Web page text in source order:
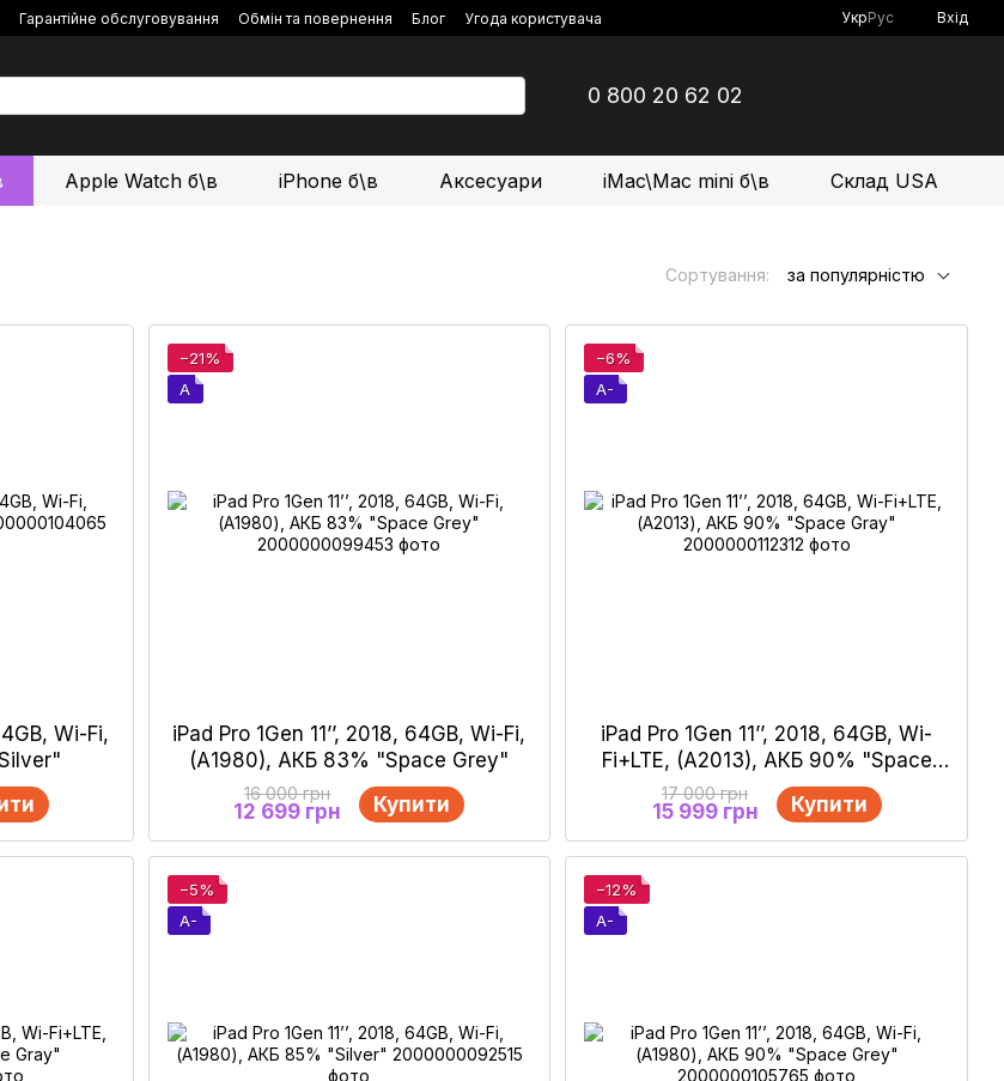
Гарантійне обслуговування Обмін та повернення Блог
Угода користувача
УкрРус Вхід
0 800 20 62 02
Apple Watch б\в iPhone б\в Аксесуари iMac\Mac mini б\в Склад USA
Сортування: за популярністю
Wi-Fi,
−21%
A
iPad Pro 1Gen 11’’, 2018, 64GB, Wi-Fi,
(А1980), АКБ 83% "Space Grey"
16 000 грн
12 699 грн Купити
−6%
A-
iPad Pro 1Gen 11’’, 2018, 64GB, Wi-
Fi+LTE, (А2013), АКБ 90% "Space
Gray"
17 000 грн
15 999 грн Купити
−5%
A-
−12%
A-